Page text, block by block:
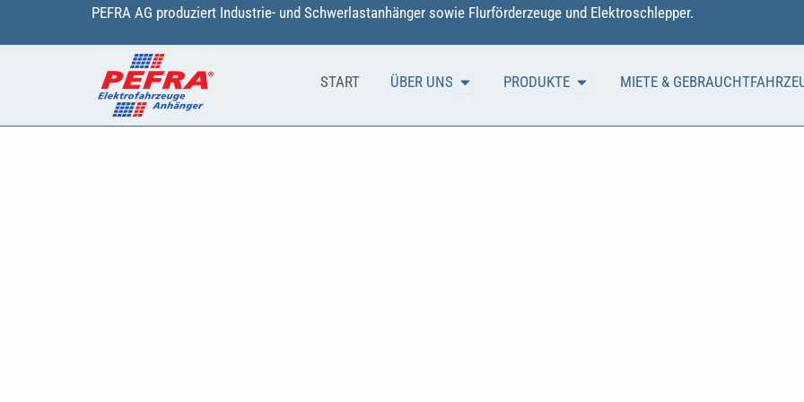
PEFRA AG produziert Industrie- und Schwerlastanhänger sowie Flurförderzeuge und Elektroschlepper.
START ÜBER UNS Öffne ÜBER UNS
PRODUKTE Öffne PRODUKTE
MIETE &